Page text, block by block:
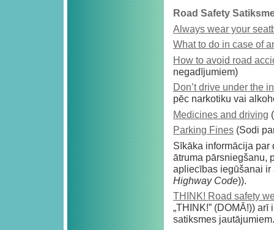
Road Safety
Always wear your
What to do in case of
How to avoid road
negadījumiem)
Don’t drive under the
pēc narkotiku vai
Medicines and driving
Parking Fines (Sodi
Sīkāka informācija par
ātruma pārsniegšanu,
apliecības iegūšanai
Highway Code)).
THINK! Road safety
„THINK!” (DOMĀ!))
satiksmes jautājumiem.